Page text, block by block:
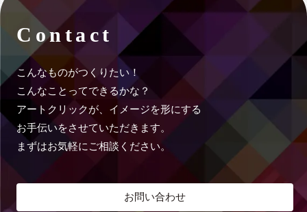
Contact
こんなものがつくりたい！
こんなことってできるかな？
アートクリックが、イメージを形にする
お手伝いをさせていただきます。
まずはお気軽にご相談ください。
お問い合わせ